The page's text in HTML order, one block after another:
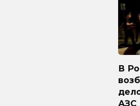
В
АЗС